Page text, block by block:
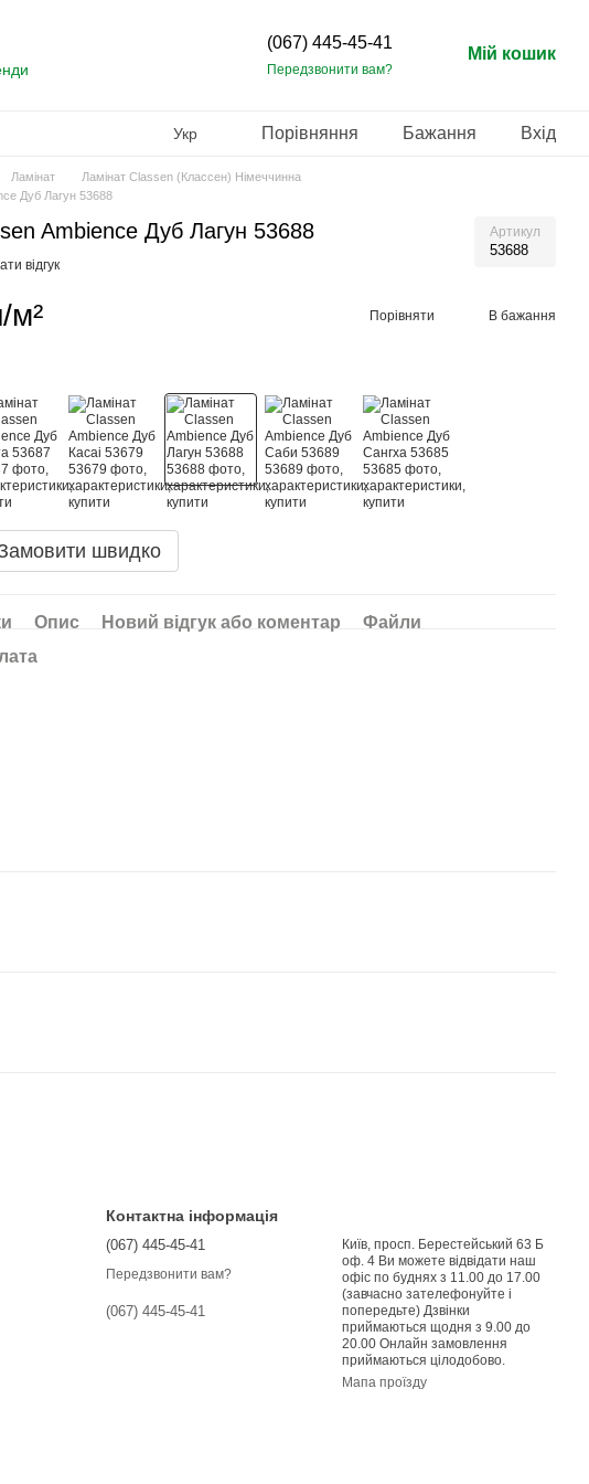
(067) 445-45-41
Передзвонити вам?
Мій кошик
Укр Порівняння Бажання Вхід
Ламінат
Ламінат Classen (Классен) Німеччинна
Дуб Лагун 53688
Ambience Дуб Лагун 53688 Артикул
53688
відгук
м² Порівняти В бажання
швидко
Опис Новий відгук або коментар
Файли
Контактна інформація
(067) 445-45-41
Передзвонити вам?
(067) 445-45-41
Київ, просп. Берестейський 63 Б
оф. 4 Ви можете відвідати наш
офіс по буднях з 11.00 до 17.00
(завчасно зателефонуйте і
попередьте) Дзвінки
приймаються щодня з 9.00 до
20.00 Онлайн замовлення
приймаються цілодобово.
Мапа проїзду